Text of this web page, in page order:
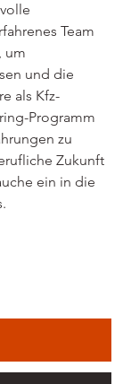
Team
um
und die
als Kfz-
Programm
zu
Zukunft
ein in die